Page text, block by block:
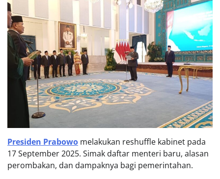
Presiden Prabowo melakukan reshuffle kabinet pada
17 September 2025. Simak daftar menteri baru, alasan
perombakan, dan dampaknya bagi pemerintahan.